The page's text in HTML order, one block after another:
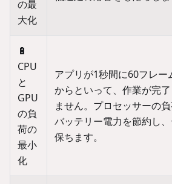
の最
大化
🔋
CPU
と
GPU
の負
荷の
最小
化
アプリが1秒間に60フレー
からといって、作業が完
ません。プロセッサーの
バッテリー電力を節約し
保ちます。